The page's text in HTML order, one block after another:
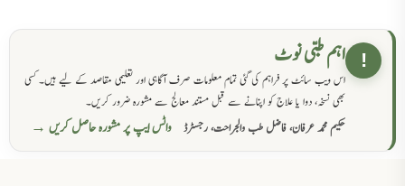
! اہم طبی نوٹ
اس ویب سائٹ پر فراہم کی گئی تمام معلومات صرف آگاہی اور تعلیمی مقاصد کے لیے ہیں۔ کسی
بھی نسخہ، دوا یا علاج کو اپنانے سے قبل مستند معالج سے مشورہ ضرور کریں۔
حکیم محمد عرفان، فاضل طب والجراحت، رجسٹرڈ
واٹس ایپ پر مشورہ حاصل کریں →